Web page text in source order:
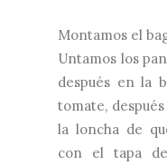
Montamos el
Untamos los
después en la
tomate,
la loncha de
con el tapa